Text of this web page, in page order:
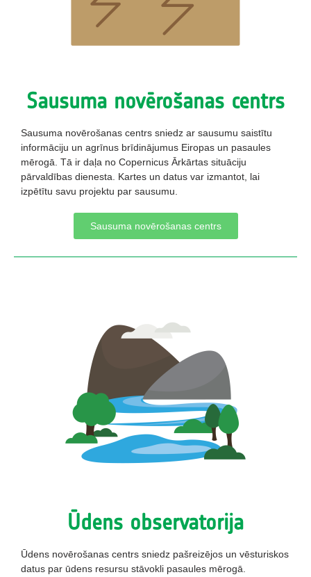
Sausuma novērošanas centrs
Sausuma novērošanas centrs sniedz ar sausumu saistītu
informāciju un agrīnus brīdinājumus Eiropas un pasaules
mērogā. Tā ir daļa no Copernicus Ārkārtas situāciju
pārvaldības dienesta. Kartes un datus var izmantot, lai
izpētītu savu projektu par sausumu.
Sausuma novērošanas centrs
Ūdens observatorija
Ūdens novērošanas centrs sniedz pašreizējos un vēsturiskos
datus par ūdens resursu stāvokli pasaules mērogā.